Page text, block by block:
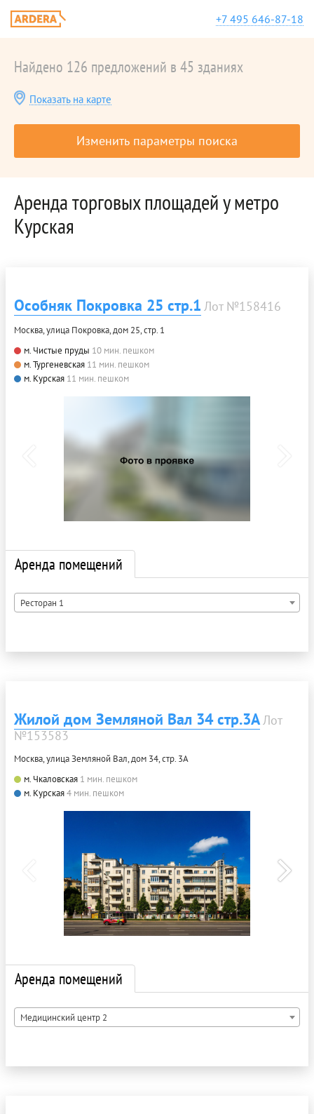
+7 495 646-87-18
Найдено 126 предложений в 45 зданиях
Показать на карте
Изменить параметры поиска
Аренда торговых площадей у метро
Курская
Особняк Покровка 25 стр.1 Лот №158416
Москва, улица Покровка, дом 25, стр. 1
м. Чистые пруды 10 мин. пешком
м. Тургеневская 11 мин. пешком
м. Курская 11 мин. пешком
Аренда помещений
Ресторан 1
Жилой дом Земляной Вал 34 стр.3АЛот
№153583
Москва, улица Земляной Вал, дом 34, стр. 3А
м. Чкаловская 1 мин. пешком
м. Курская4 мин. пешком
Аренда помещений
Медицинский центр 2